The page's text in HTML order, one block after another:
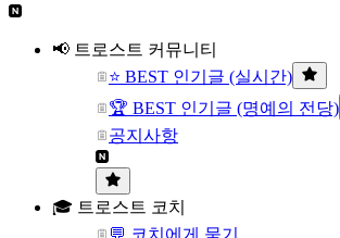
📢 트로스트 커뮤니티
⭐ BEST 인기글 (실시간)
🏆 BEST 인기글 (명예의 전당)
공지사항
🎓 트로스트 코치
💬 코치에게 묻기